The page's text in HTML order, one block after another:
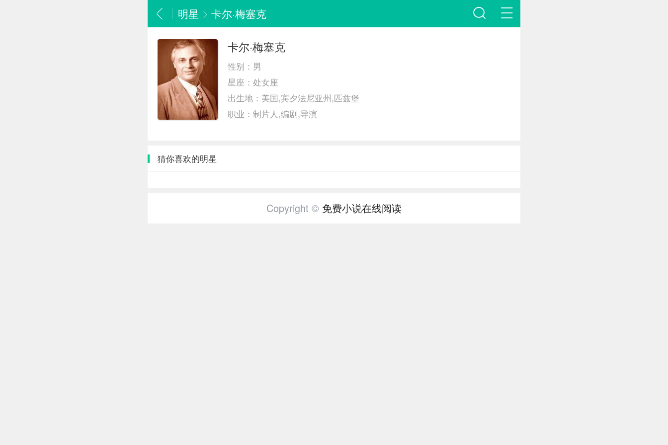
明星 卡尔·梅塞克
卡尔·梅塞克
性别： 男
星座：处女座
出生地： 美国,宾夕法尼亚州,匹兹堡
职业：制片人,编剧,导演
猜你喜欢的明星
Copyright © 免费小说在线阅读